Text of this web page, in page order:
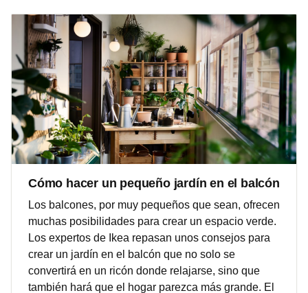
Cómo hacer un pequeño jardín en el balcón
Los balcones, por muy pequeños que sean, ofrecen
muchas posibilidades para crear un espacio verde.
Los expertos de Ikea repasan unos consejos para
crear un jardín en el balcón que no solo se
convertirá en un ricón donde relajarse, sino que
también hará que el hogar parezca más grande. El